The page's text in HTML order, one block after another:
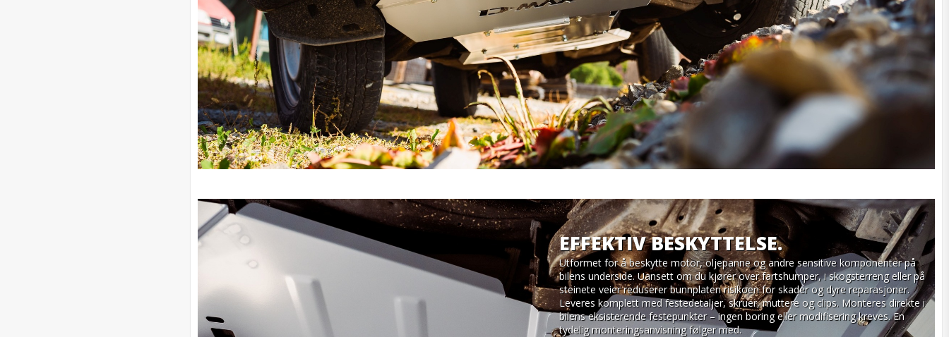
EFFEKTIV BESKYTTELSE.
Utformet for å beskytte motor, oljepanne og andre sensitive komponenter på
bilens underside. Uansett om du kjører over fartshumper, i skogsterreng eller på
steinete veier reduserer bunnplaten risikoen for skader og dyre reparasjoner.
Leveres komplett med festedetaljer, skruer, muttere og clips. Monteres direkte i
bilens eksisterende festepunkter – ingen boring eller modifisering kreves. En
tydelig monteringsanvisning følger med.